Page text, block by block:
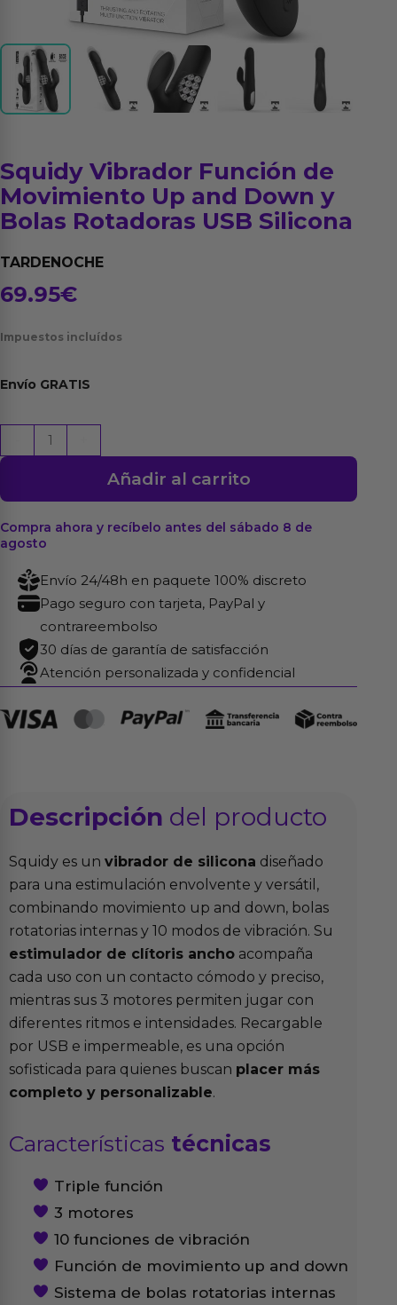
Squidy Vibrador Función de
Movimiento Up and Down y
Bolas Rotadoras USB Silicona
TARDENOCHE
69.95€
Impuestos incluídos
Envío GRATIS
Squidy
Vibrador
de
Movimiento
Up
and
Down
Bolas
Rotadoras
USB
Silicona
Añadir al carrito
Compra ahora y recíbelo antes del sábado 8 de
agosto
Envío 24/48h en paquete 100% discreto
Pago seguro con tarjeta, PayPal y
contrareembolso
30 días de garantía de satisfacción
Atención personalizada y confidencial
Descripción del producto
Squidy es un vibrador de silicona diseñado
para una estimulación envolvente y versátil,
combinando movimiento up and down, bolas
rotatorias internas y 10 modos de vibración. Su
estimulador de clítoris ancho acompaña
cada uso con un contacto cómodo y preciso,
mientras sus 3 motores permiten jugar con
diferentes ritmos e intensidades. Recargable
por USB e impermeable, es una opción
sofisticada para quienes buscan placer más
completo y personalizable.
Características técnicas
Triple función
3 motores
10 funciones de vibración
Función de movimiento up and down
Sistema de bolas rotatorias internas